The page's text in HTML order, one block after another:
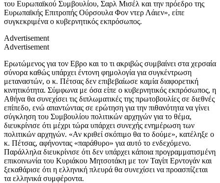
του Ευρωπαϊκού Συμβουλίου, Σαρλ Μισέλ και την πρόεδρο της
Ευρωπαϊκής Επιτροπής Ούρσουλα Φον ντερ Λάιεν», είπε
συγκεκριμένα ο κυβερνητικός εκπρόσωπος.
Advertisement
Advertisement
Ερωτώμενος για τον Εβρο και το τι ακριβώς συμβαίνει στα χερσαία
σύνορα καθώς υπάρχει έντονη φημολογία για συγκέντρωση
μεταναστών, ο κ. Πέτσας δεν επιβεβαίωσε καμία διαφορετική
κινητικότητα. Σύμφωνα με όσα είπε ο κυβερνητικός εκπρόσωπος, η
Αθήνα θα συνεχίσει τις διπλωματικές της πρωτοβουλίες σε διεθνές
επίπεδο, ενώ απαντώντας σε ερώτηση για την πιθανότητα να γίνει
σύγκληση του Συμβουλίου πολιτικών αρχηγών για το θέμα,
διευκρίνισε ότι μέχρι τώρα υπάρχει συνεχής ενημέρωση των
πολιτικών αρχηγών. «Αν κριθεί σκόπιμο θα το δούμε», κατέληξε ο
κ. Πέτσας, αφήνοντας «παράθυρο» για αυτό το ενδεχόμενο.
Παράλληλα διευκρίνισε ότι δεν υπάρχει κάποια προγραμματισμένη
επικοινωνία του Κυριάκου Μητσοτάκη με τον Ταγίπ Ερντογάν και
ξεκαθάρισε ότι η ελληνική πλευρά θα συνεχίσει να προασπίζεται
τα ελληνικά συμφέροντα.